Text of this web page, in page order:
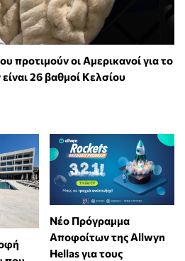
προτιμούν οι Αμερικανοί για το
26 βαθμοί Κελσίου
Νέο Πρόγραμμα
Αποφοίτων της Allwyn
Hellas για τους